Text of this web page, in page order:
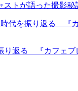
ストが語った撮影
り返る 『カフェ